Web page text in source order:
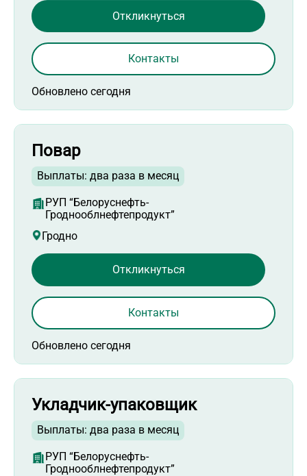
Обновлено сегодня
Откликнуться
Контакты
Повар
Выплаты: два раза в месяц
РУП “Белоруснефть-
Гроднооблнефтепродукт”
Гродно
Обновлено сегодня
Откликнуться
Контакты
Укладчик-упаковщик
Выплаты: два раза в месяц
РУП “Белоруснефть-
Гроднооблнефтепродукт”